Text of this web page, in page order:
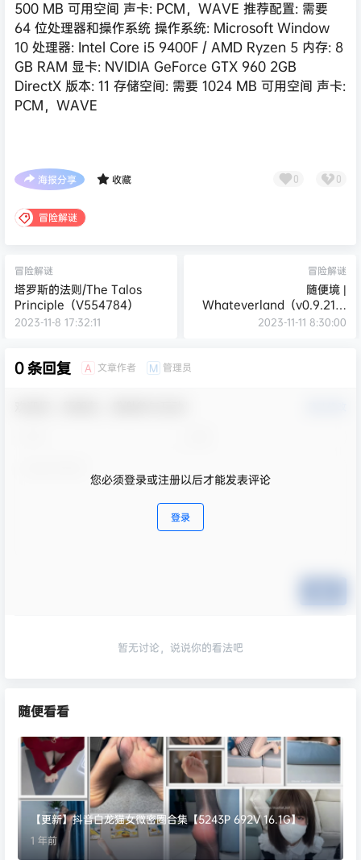
500 MB 可用空间 声卡: PCM，WAVE 推荐配置: 需要
64 位处理器和操作系统 操作系统: Microsoft Window
10 处理器: Intel Core i5 9400F / AMD Ryzen 5 内存: 8
GB RAM 显卡: NVIDIA GeForce GTX 960 2GB
DirectX 版本: 11 存储空间: 需要 1024 MB 可用空间 声卡:
PCM，WAVE
海报分享 收藏 0 0
冒险解谜
冒险解谜
塔罗斯的法则/The Talos
Principle（V554784）
2023-11-8 17:32:11
冒险解谜
随便境 |
Whateverland（v0.9.21）
【7.11GB】
2023-11-11 8:30:00
0 条回复 A 文章作者 M 管理员
您必须登录或注册以后才能发表评论
登录
暂无讨论，说说你的看法吧
随便看看
【更新】抖音白龙猫女微密圈合集【5243P 692V 16.1G】
1 年前